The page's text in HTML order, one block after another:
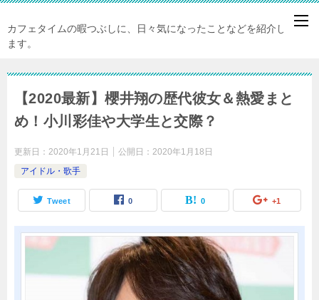
カフェタイムの暇つぶしに、日々気になったことなどを紹介してい
ます。
【2020最新】櫻井翔の歴代彼女＆熱愛まと
め！小川彩佳や大学生と交際？
更新日： 2020年1月21日 公開日： 2020年1月18日
アイドル・歌手
Tweet 0 0 +1